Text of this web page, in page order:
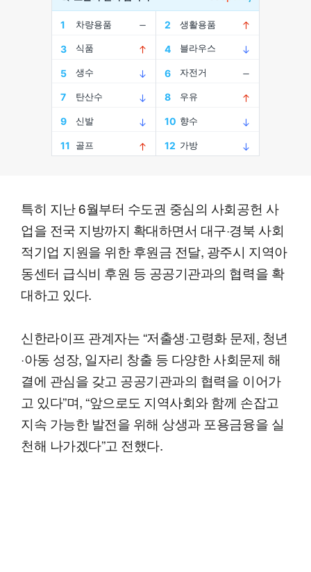
특히 지난 6월부터 수도권 중심의 사회공헌 사
업을 전국 지방까지 확대하면서 대구·경북 사회
적기업 지원을 위한 후원금 전달, 광주시 지역아
동센터 급식비 후원 등 공공기관과의 협력을 확
대하고 있다.
신한라이프 관계자는 “저출생·고령화 문제, 청년
·아동 성장, 일자리 창출 등 다양한 사회문제 해
결에 관심을 갖고 공공기관과의 협력을 이어가
고 있다”며, “앞으로도 지역사회와 함께 손잡고
지속 가능한 발전을 위해 상생과 포용금융을 실
천해 나가겠다”고 전했다.